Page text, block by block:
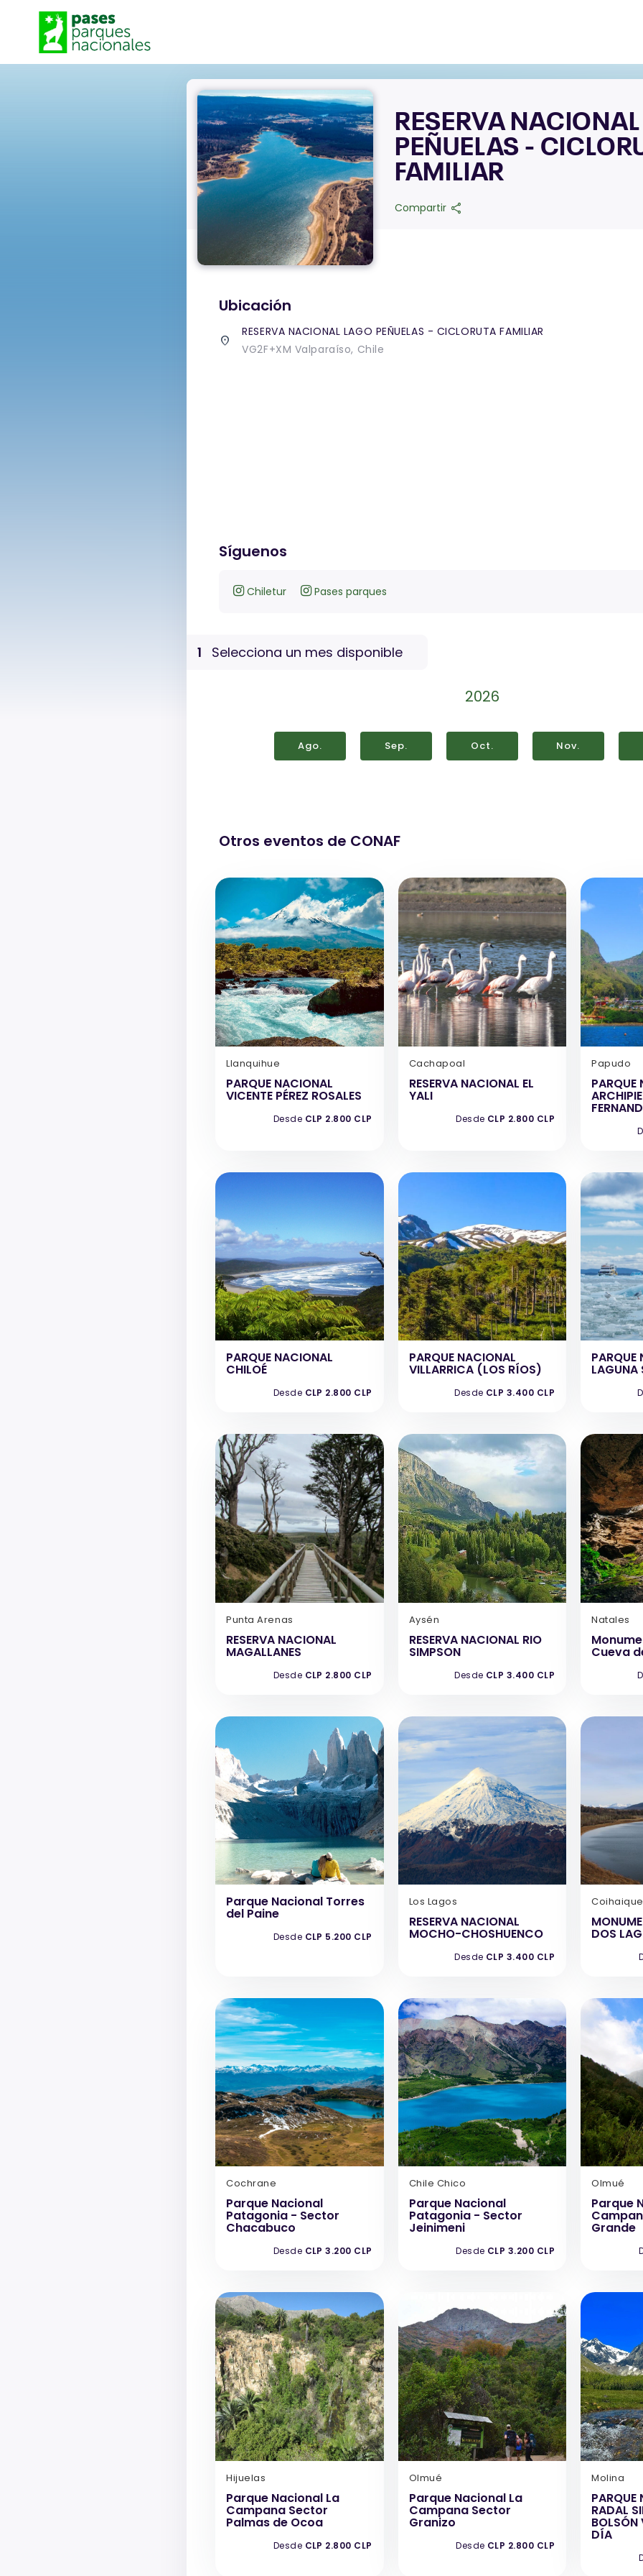
RESERVA
PEÑUELAS -
FAMILIAR
Compartir share
Ubicación
place
RESERVA NACIONAL LAGO PEÑUELAS - CICLORUTA FAMILIAR
VG2F+XM Valparaíso, Chile
Síguenos
Chiletur Pases parques
Selecciona un mes disponible
1
2026
Ago. Sep. Oct. Nov.
Otros eventos de CONAF
Llanquihue
PARQUE NACIONAL
VICENTE PÉREZ ROSALES
Desde CLP 2.800 CLP
Cachapoal
RESERVA NACIONAL EL
YALI
Desde CLP 2.800 CLP
Papudo
PARQUE
PARQUE NACIONAL
CHILOÉ
Desde CLP 2.800 CLP
PARQUE NACIONAL
VILLARRICA (LOS RÍOS)
Desde CLP 3.400 CLP
PARQUE
LAGUNA
Punta Arenas
RESERVA NACIONAL
MAGALLANES
Desde CLP 2.800 CLP
Aysén
RESERVA NACIONAL RIO
SIMPSON
Desde CLP 3.400 CLP
Natales
Cueva
Parque Nacional Torres
del Paine
Desde CLP 5.200 CLP
Los Lagos
RESERVA NACIONAL
MOCHO-CHOSHUENCO
Desde CLP 3.400 CLP
Coihaique
DOS
Cochrane
Parque Nacional
Patagonia - Sector
Chacabuco
Desde CLP 3.200 CLP
Chile Chico
Parque Nacional
Patagonia - Sector
Jeinimeni
Desde CLP 3.200 CLP
Olmué
Parque
Grande
Hijuelas
Parque Nacional La
Campana Sector
Palmas de Ocoa
Desde CLP 2.800 CLP
Olmué
Parque Nacional La
Campana Sector
Granizo
Desde CLP 2.800 CLP
Molina
PARQUE
RADAL
BOLSÓN
DÍA